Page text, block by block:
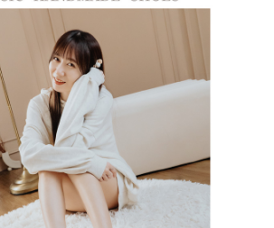
付」時，將依據個別帳號之用戶狀況，依本公司即
度；若仍有額度不足之情形，本公司將視審查結果
號或使用他人資訊註冊。若發現惡意使用之情形，
有權停止該用戶之使用額度並採取法律行動。